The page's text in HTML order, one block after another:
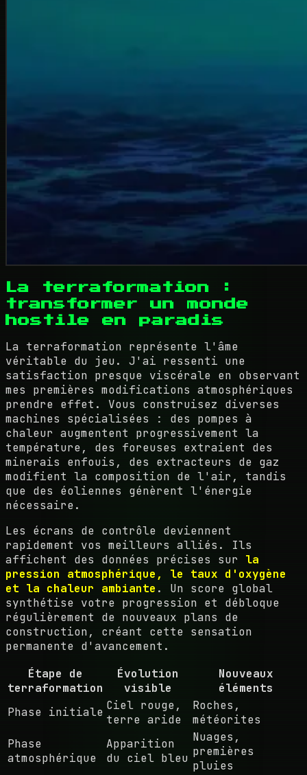
La terraformation :
transformer un monde
hostile en paradis
La terraformation représente l'âme
véritable du jeu. J'ai ressenti une
satisfaction presque viscérale en observant
mes premières modifications atmosphériques
prendre effet. Vous construisez diverses
machines spécialisées : des pompes à
chaleur augmentent progressivement la
température, des foreuses extraient des
minerais enfouis, des extracteurs de gaz
modifient la composition de l'air, tandis
que des éoliennes génèrent l'énergie
nécessaire.
Les écrans de contrôle deviennent
rapidement vos meilleurs alliés. Ils
affichent des données précises sur la
pression atmosphérique, le taux d'oxygène
et la chaleur ambiante . Un score global
synthétise votre progression et débloque
régulièrement de nouveaux plans de
construction, créant cette sensation
permanente d'avancement.
Étape de
terraformation
Évolution
visible
Nouveaux
éléments
Phase initiale Ciel rouge,
terre aride
Roches,
météorites
Phase
atmosphérique
Apparition
du ciel bleu
Nuages,
premières
pluies